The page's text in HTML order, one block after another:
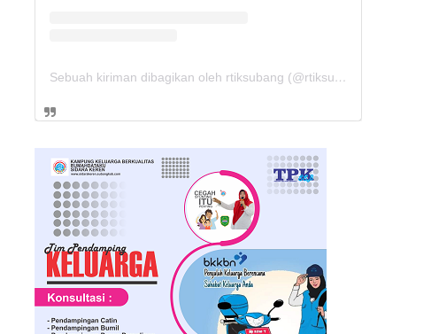
Sebuah kiriman dibagikan oleh rtiksubang (@rtiksubang)